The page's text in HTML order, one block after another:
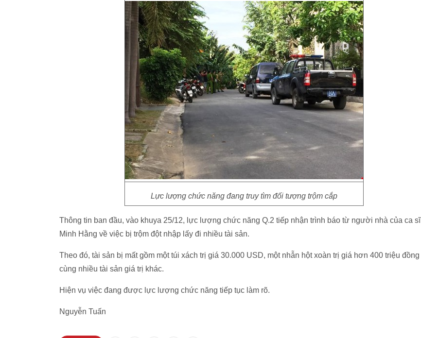
Lực lượng chức năng đang truy tìm đối tượng trộm cắp
Thông tin ban đầu, vào khuya 25/12, lực lượng chức năng Q.2 tiếp nhận trình báo từ người nhà của ca sĩ
Minh Hằng về việc bị trộm đột nhập lấy đi nhiều tài sản.
Theo đó, tài sản bị mất gồm một túi xách trị giá 30.000 USD, một nhẫn hột xoàn trị giá hơn 400 triệu đồng
cùng nhiều tài sản giá trị khác.
Hiện vụ việc đang được lực lượng chức năng tiếp tục làm rõ.
Nguyễn Tuấn